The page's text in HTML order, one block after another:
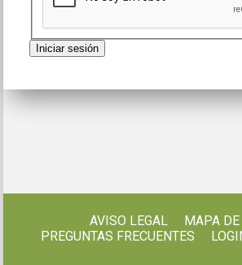
AVISO LEGAL
MAPA
PREGUNTAS FRECUENTES